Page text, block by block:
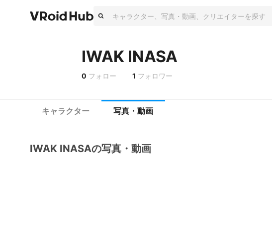
IWAK INASA
0 フォロー 1 フォロワー
キャラクター 写真・動画
IWAK INASAの写真・動画